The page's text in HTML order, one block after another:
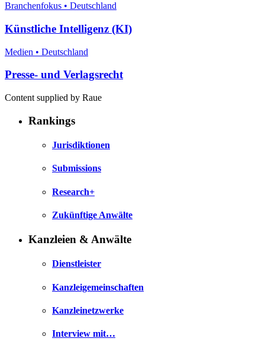
Branchenfokus • Deutschland
Künstliche Intelligenz (KI)
Medien • Deutschland
Presse- und Verlagsrecht
Content supplied by Raue
Rankings
Jurisdiktionen
Submissions
Research+
Zukünftige Anwälte
Kanzleien & Anwälte
Dienstleister
Kanzleigemeinschaften
Kanzleinetzwerke
Interview mit…